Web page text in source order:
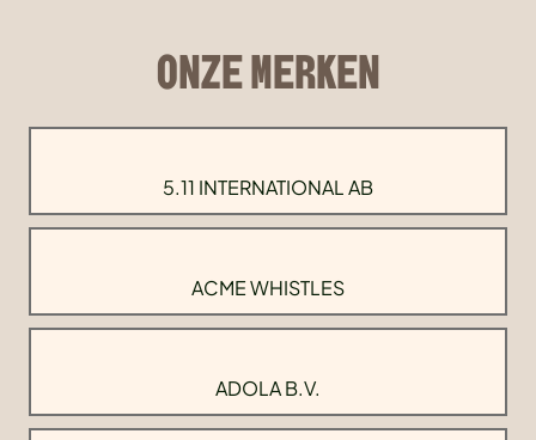
ONZE MERKEN
5.11 INTERNATIONAL AB
ACME WHISTLES
ADOLA B.V.